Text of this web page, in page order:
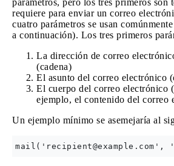
parámetros, pero los tres primeros son
requiere para enviar un correo
cuatro parámetros se usan
a continuación). Los tres primeros
La dirección de correo
(cadena)
El asunto del correo electrónico
El cuerpo del correo electrónico
ejemplo, el contenido del correo
Un ejemplo mínimo se asemejaría al
mail(' recipient@example.com